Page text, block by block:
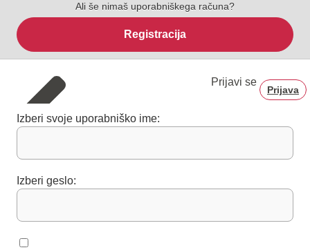
Ali še nimaš uporabniškega računa?
Registracija
Prijavi se
Prijava
Izberi svoje uporabniško ime:
Izberi geslo: